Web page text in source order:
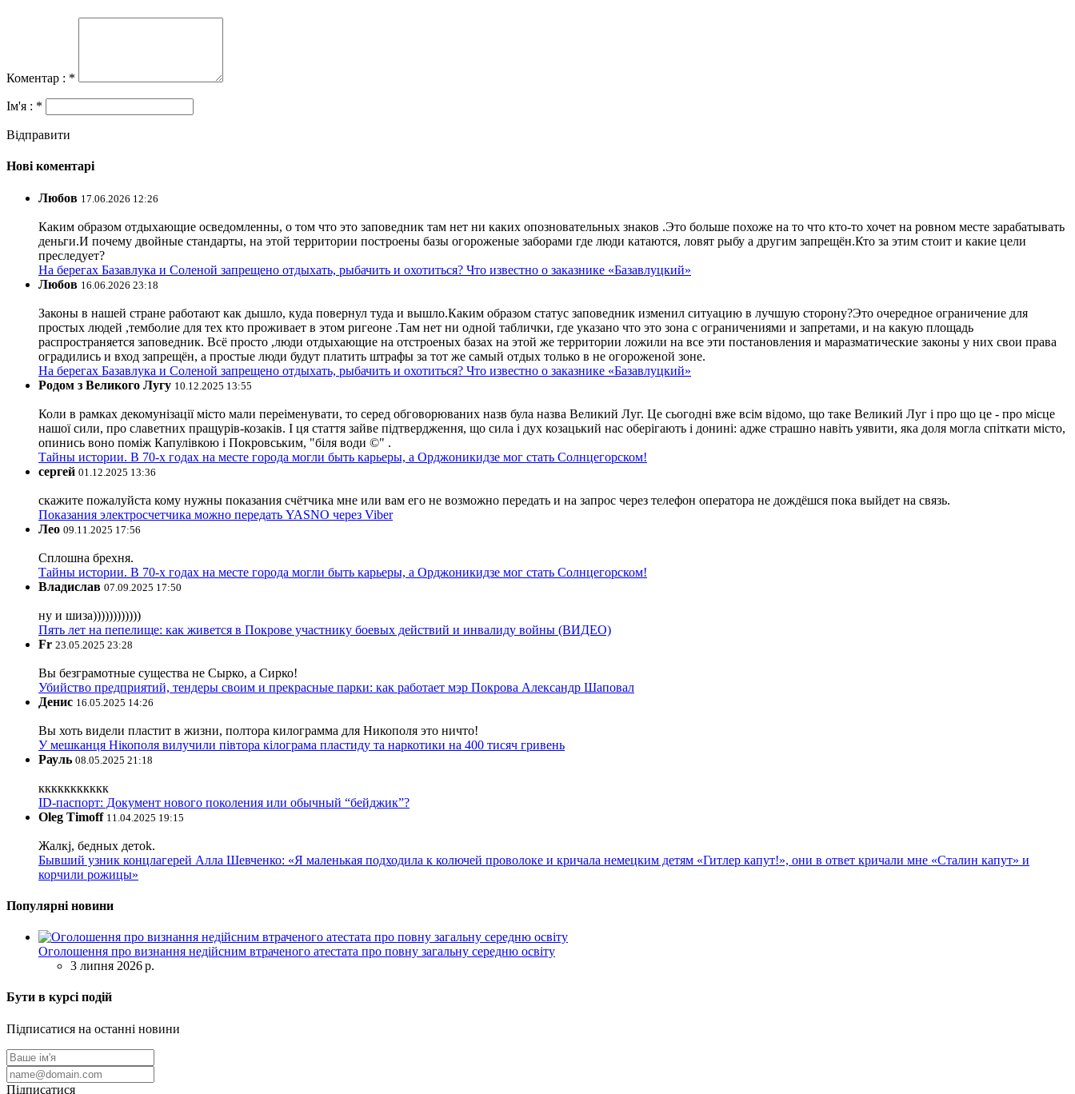
Коментар : *
Ім'я : *
Відправити
Нові коментарі
Любов 17.06.2026 12:26
Каким образом отдыхающие осведомленны, о том что это заповедник там нет ни каких опозновательных знаков .Это больше похоже на то что кто-то хочет на ровном месте зарабатывать
деньги.И почему двойные стандарты, на этой территории построены базы огороженые заборами где люди катаются, ловят рыбу а другим запрещён.Кто за этим стоит и какие цели
преследует?
На берегах Базавлука и Соленой запрещено отдыхать, рыбачить и охотиться? Что известно о заказнике «Базавлуцкий»
Любов 16.06.2026 23:18
Законы в нашей стране работают как дышло, куда повернул туда и вышло.Каким образом статус заповедник изменил ситуацию в лучшую сторону?Это очередное ограничение для
простых людей ,темболие для тех кто проживает в этом ригеоне .Там нет ни одной таблички, где указано что это зона с ограничениями и запретами, и на какую площадь
распространяется заповедник. Всё просто ,люди отдыхающие на отстроеных базах на этой же территории ложили на все эти постановления и маразматические законы у них свои права
оградились и вход запрещён, а простые люди будут платить штрафы за тот же самый отдых только в не огороженой зоне.
На берегах Базавлука и Соленой запрещено отдыхать, рыбачить и охотиться? Что известно о заказнике «Базавлуцкий»
Родом з Великого Лугу 10.12.2025 13:55
Коли в рамках декомунізації місто мали переіменувати, то серед обговорюваних назв була назва Великий Луг. Це сьогодні вже всім відомо, що таке Великий Луг і про що це - про місце
нашої сили, про славетних пращурів-козаків. І ця стаття зайве підтвердження, що сила і дух козацький нас оберігають і донині: адже страшно навіть уявити, яка доля могла спіткати місто,
опинись воно поміж Капулівкою і Покровським, "біля води ©" .
Тайны истории. В 70-х годах на месте города могли быть карьеры, а Орджоникидзе мог стать Солнцегорском!
сергей 01.12.2025 13:36
скажите пожалуйста кому нужны показания счётчика мне или вам его не возможно передать и на запрос через телефон оператора не дождёшся пока выйдет на связь.
Показания электросчетчика можно передать YASNO через Viber
Лео 09.11.2025 17:56
Сплошна брехня.
Тайны истории. В 70-х годах на месте города могли быть карьеры, а Орджоникидзе мог стать Солнцегорском!
Владислав 07.09.2025 17:50
ну и шиза))))))))))))
Пять лет на пепелище: как живется в Покрове участнику боевых действий и инвалиду войны (ВИДЕО)
Fr 23.05.2025 23:28
Вы безграмотные существа не Сырко, а Сирко!
Убийство предприятий, тендеры своим и прекрасные парки: как работает мэр Покрова Александр Шаповал
Денис 16.05.2025 14:26
Вы хоть видели пластит в жизни, полтора килограмма для Никополя это ничто!
У мешканця Нікополя вилучили півтора кілограма пластиду та наркотики на 400 тисяч гривень
Рауль 08.05.2025 21:18
ккккккккккк
ID-паспорт: Документ нового поколения или обычный “бейджик”?
Oleg Timoff 11.04.2025 19:15
Жалкj, бедных детok.
Бывший узник концлагерей Алла Шевченко: «Я маленькая подходила к колючей проволоке и кричала немецким детям «Гитлер капут!», они в ответ кричали мне «Сталин капут» и
корчили рожицы»
Популярні новини
Оголошення про визнання недійсним втраченого атестата про повну загальну середню освіту
3 липня 2026 р.
Бути в курсі подій
Підписатися на останні новини
Підписатися